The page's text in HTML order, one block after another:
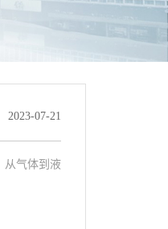
2023-07-21
从气体到液